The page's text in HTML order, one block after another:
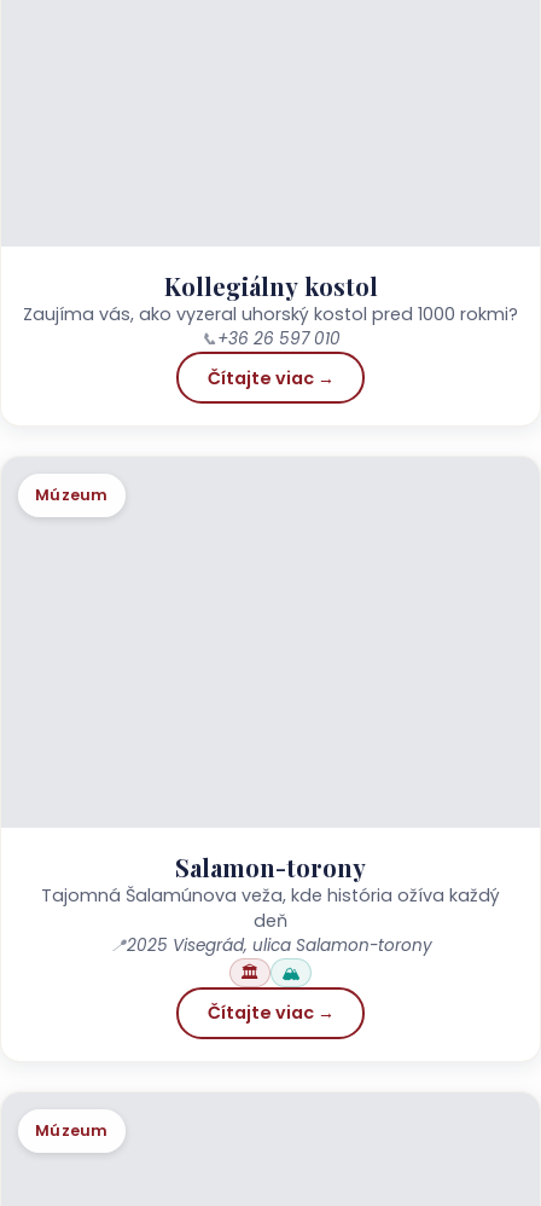
Kollegiálny kostol
Zaujíma vás, ako vyzeral uhorský kostol pred 1000 rokmi?
📞+36 26 597 010
Čítajte viac →
Múzeum
Salamon-torony
Tajomná Šalamúnova veža, kde história ožíva každý
deň
📍2025 Visegrád, ulica Salamon-torony
🏛️
🏔️
Čítajte viac →
Múzeum